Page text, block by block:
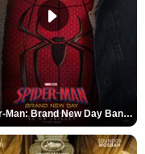
Spider-Man: Brand New Day Bande-annonce VO STFR